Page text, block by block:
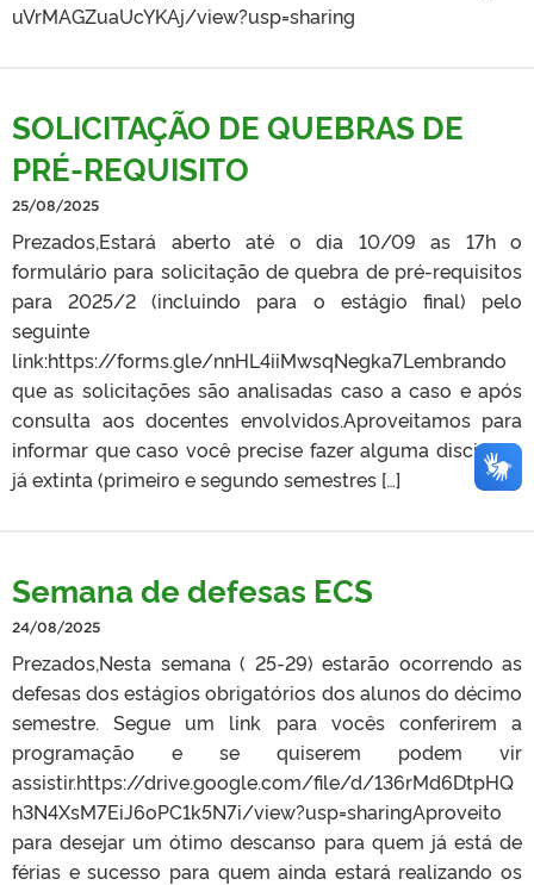
uVrMAGZuaUcYKAj/view?usp=sharing
SOLICITAÇÃO DE QUEBRAS DE
PRÉ-REQUISITO
25/08/2025
Prezados,Estará aberto até o dia 10/09 as 17h o
formulário para solicitação de quebra de pré-requisitos
para 2025/2 (incluindo para o estágio final) pelo
seguinte
link:https://forms.gle/nnHL4iiMwsqNegka7Lembrando
que as solicitações são analisadas caso a caso e após
consulta aos docentes envolvidos.Aproveitamos para
informar que caso você precise fazer alguma disciplina
já extinta (primeiro e segundo semestres […]
Semana de defesas ECS
24/08/2025
Prezados,Nesta semana ( 25-29) estarão ocorrendo as
defesas dos estágios obrigatórios dos alunos do décimo
semestre. Segue um link para vocês conferirem a
programação e se quiserem podem vir
assistir.https://drive.google.com/file/d/136rMd6DtpHQ
h3N4XsM7EiJ6oPC1k5N7i/view?usp=sharingAproveito
para desejar um ótimo descanso para quem já está de
férias e sucesso para quem ainda estará realizando os